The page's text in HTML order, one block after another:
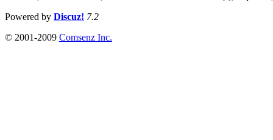
Powered by Discuz! 7.2
© 2001-2009 Comsenz Inc.